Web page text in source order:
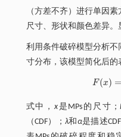
（方差不齐）进行单因
尺寸、形状和颜色差异
利用条件破碎模型分析不
寸分布，该模型简化后的
F(x) =
F( x)= 1 - e
式中， x是MPs的尺寸；
（CDF）； λ和 α是描述